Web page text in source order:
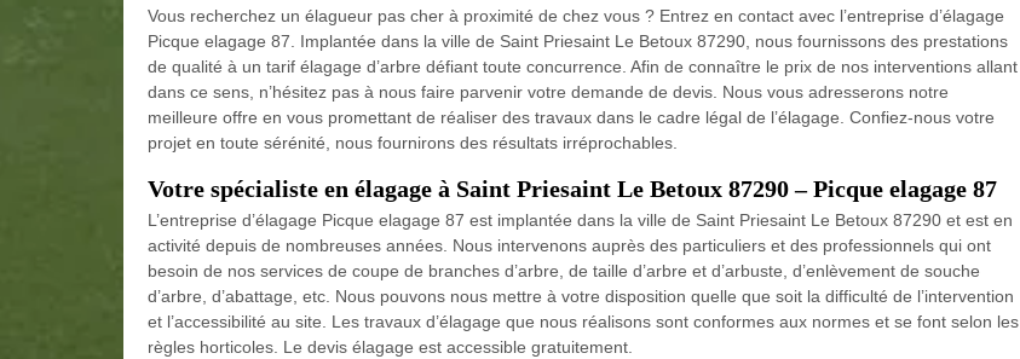
Vous recherchez un élagueur pas cher à proximité de chez vous ? Entrez en contact avec l’entreprise d’élagage
Picque elagage 87. Implantée dans la ville de Saint Priesaint Le Betoux 87290, nous fournissons des prestations
de qualité à un tarif élagage d’arbre défiant toute concurrence. Afin de connaître le prix de nos interventions allant
dans ce sens, n’hésitez pas à nous faire parvenir votre demande de devis. Nous vous adresserons notre
meilleure offre en vous promettant de réaliser des travaux dans le cadre légal de l’élagage. Confiez-nous votre
projet en toute sérénité, nous fournirons des résultats irréprochables.
Votre spécialiste en élagage à Saint Priesaint Le Betoux 87290 – Picque elagage 87
L’entreprise d’élagage Picque elagage 87 est implantée dans la ville de Saint Priesaint Le Betoux 87290 et est en
activité depuis de nombreuses années. Nous intervenons auprès des particuliers et des professionnels qui ont
besoin de nos services de coupe de branches d’arbre, de taille d’arbre et d’arbuste, d’enlèvement de souche
d’arbre, d’abattage, etc. Nous pouvons nous mettre à votre disposition quelle que soit la difficulté de l’intervention
et l’accessibilité au site. Les travaux d’élagage que nous réalisons sont conformes aux normes et se font selon les
règles horticoles. Le devis élagage est accessible gratuitement.